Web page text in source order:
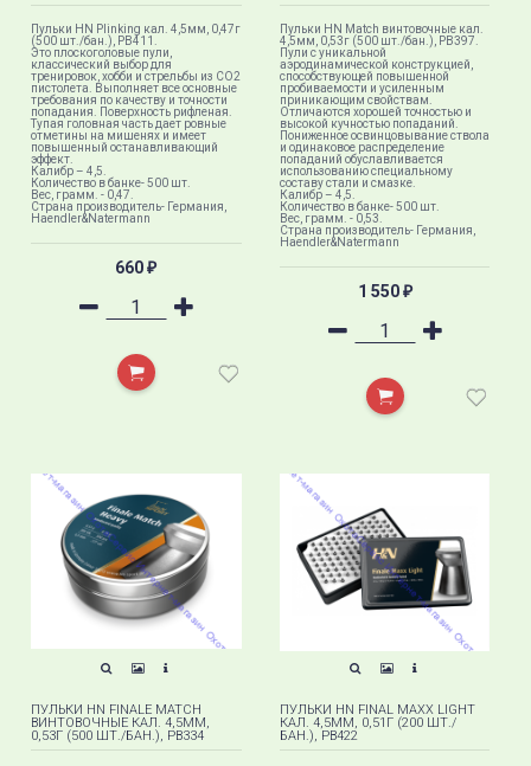
Пульки HN Plinking кал. 4,5мм, 0,47г
(500 шт./бан.), PB411.
Это плоскоголовые пули,
классический выбор для
тренировок, хобби и стрельбы из CO2
пистолета. Выполняет все основные
требования по качеству и точности
попадания. Поверхность рифленая.
Тупая головная часть дает ровные
отметины на мишенях и имеет
повышенный останавливающий
эффект.
Калибр – 4,5.
Количество в банке- 500 шт.
Вес, грамм. - 0,47.
Страна производитель- Германия,
Haendler&Natermann
660₽
Пульки HN Match винтовочные кал.
4,5мм, 0,53г (500 шт./бан.), PB397.
Пули с уникальной
аэродинамической конструкцией,
способствующей повышенной
пробиваемости и усиленным
приникающим свойствам.
Отличаются хорошей точностью и
высокой кучностью попаданий.
Пониженное освинцовывание ствола
и одинаковое распределение
попаданий обуславливается
использованию специальному
составу стали и смазке.
Калибр – 4,5.
Количество в банке- 500 шт.
Вес, грамм. - 0,53.
Страна производитель- Германия,
Haendler&Natermann
1 550 ₽
ПУЛЬКИ HN FINALE MATCH
ВИНТОВОЧНЫЕ КАЛ. 4,5ММ,
0,53Г (500 ШТ./БАН.), PB334
ПУЛЬКИ HN FINAL MAXX LIGHT
КАЛ. 4,5ММ, 0,51Г (200 ШТ./
БАН.), PB422